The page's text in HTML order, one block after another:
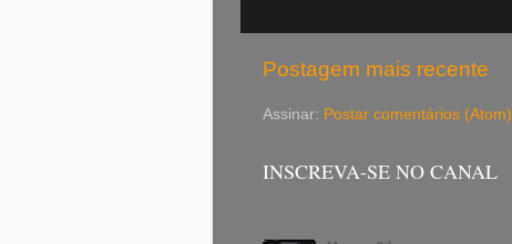
Postagem mais recente
Assinar: Postar comentários (Atom)
INSCREVA-SE NO CANAL